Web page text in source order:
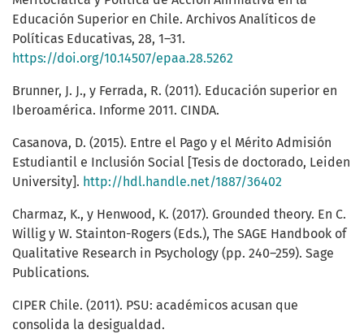
Educación Superior en Chile. Archivos Analíticos de
Políticas Educativas, 28, 1–31.
https://doi.org/10.14507/epaa.28.5262
Brunner, J. J., y Ferrada, R. (2011). Educación superior en
Iberoamérica. Informe 2011. CINDA.
Casanova, D. (2015). Entre el Pago y el Mérito Admisión
Estudiantil e Inclusión Social [Tesis de doctorado, Leiden
University]. http://hdl.handle.net/1887/36402
Charmaz, K., y Henwood, K. (2017). Grounded theory. En C.
Willig y W. Stainton-Rogers (Eds.), The SAGE Handbook of
Qualitative Research in Psychology (pp. 240–259). Sage
Publications.
CIPER Chile. (2011). PSU: académicos acusan que
consolida la desigualdad.